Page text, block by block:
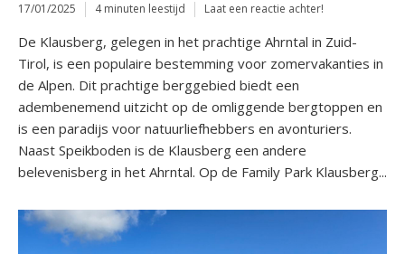
17/01/2025 4 minuten leestijd Laat een reactie achter!
De Klausberg, gelegen in het prachtige Ahrntal in Zuid-
Tirol, is een populaire bestemming voor zomervakanties in
de Alpen. Dit prachtige berggebied biedt een
adembenemend uitzicht op de omliggende bergtoppen en
is een paradijs voor natuurliefhebbers en avonturiers.
Naast Speikboden is de Klausberg een andere
belevenisberg in het Ahrntal. Op de Family Park Klausberg...